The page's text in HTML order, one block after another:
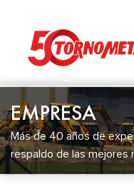
EMPRESA
Más de 40 años de
respaldo de las mejores